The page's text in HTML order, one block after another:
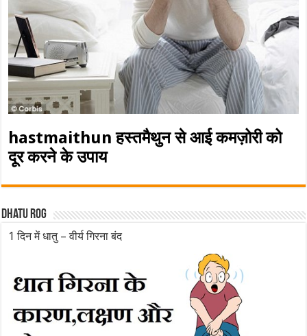
hastmaithun हस्तमैथुन से आई कमज़ोरी को
दूर करने के उपाय
Dhatu rog
1 दिन में धातु – वीर्य गिरना बंद